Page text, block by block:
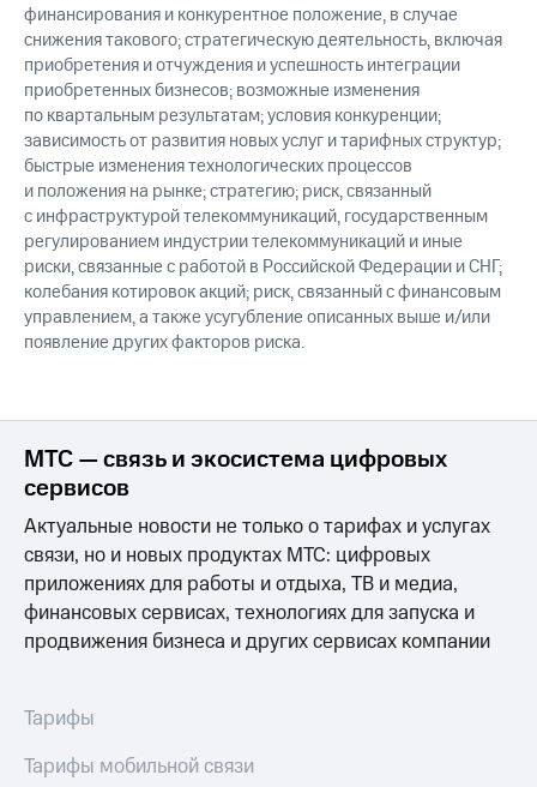
финансирования и конкурентное положение, в случае
снижения такового; стратегическую деятельность, включая
приобретения и отчуждения и успешность интеграции
приобретенных бизнесов; возможные изменения
по квартальным результатам; условия конкуренции;
зависимость от развития новых услуг и тарифных структур;
быстрые изменения технологических процессов
и положения на рынке; стратегию; риск, связанный
с инфраструктурой телекоммуникаций, государственным
регулированием индустрии телекоммуникаций и иные
риски, связанные с работой в Российской Федерации и СНГ;
колебания котировок акций; риск, связанный с финансовым
управлением, а также усугубление описанных выше и/или
появление других факторов риска.
МТС — связь и экосистема цифровых
сервисов
Актуальные новости не только о тарифах и услугах
связи, но и новых продуктах МТС: цифровых
приложениях для работы и отдыха, ТВ и медиа,
финансовых сервисах, технологиях для запуска и
продвижения бизнеса и других сервисах компании
Тарифы
Тарифы мобильной связи